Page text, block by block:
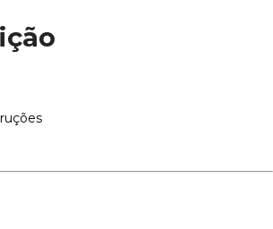
de água que deve ser introduzido.